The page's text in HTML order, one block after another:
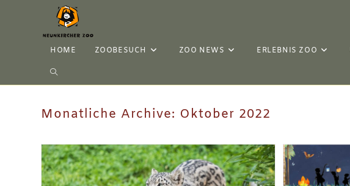
HOME ZOOBESUCH ZOO NEWS ERLEBNIS ZOO
Monatliche Archive: Oktober 2022